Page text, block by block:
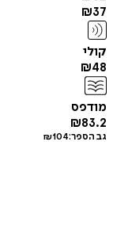
₪37
קולי
₪48
מודפס
₪83.2
גב הספר: ₪104